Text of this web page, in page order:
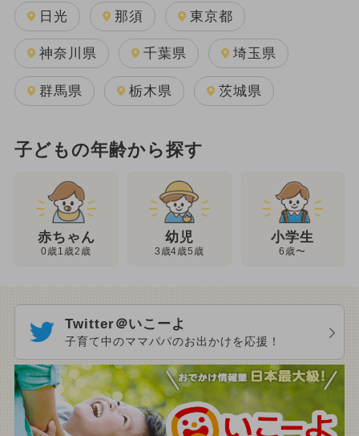
日光 那須 東京都
神奈川県 千葉県 埼玉県
群馬県 栃木県 茨城県
子どもの年齢から探す
赤ちゃん
0歳1歳2歳
幼児
3歳4歳5歳
小学生
6歳〜
Twitter＠いこーよ
子育て中のママパパのお出かけを応援！